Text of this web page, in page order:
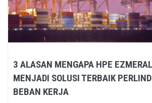
3 ALASAN MENGAPA HPE
MENJADI SOLUSI TERBAIK
BEBAN KERJA